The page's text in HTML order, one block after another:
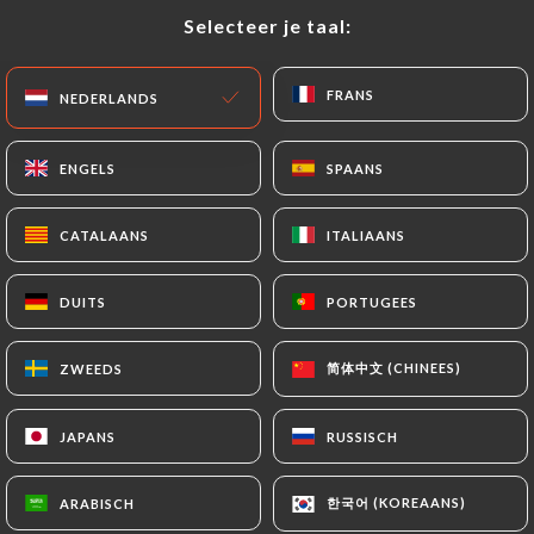
Selecteer je taal:
NEDERLANDS FRANS
ENGELS SPAANS
CATALAANS ITALIAANS
DUITS PORTUGEES
ZWEEDS 简体中文 (CHINEES)
JAPANS RUSSISCH
ARABISCH 한국어 (KOREAANS)
HOME/CONTACT
Contact
Bistro 79
Selecteer je taal:
NEDERLANDS FRANS
ENGELS SPAANS
CATALAANS ITALIAANS
DUITS PORTUGEES
ZWEEDS 简体中文 (CHINEES)
JAPANS RUSSISCH
ARABISCH 한국어 (KOREAANS)